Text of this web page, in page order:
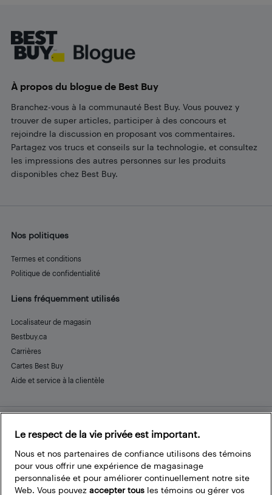
À propos du blogue de Best Buy
Branchez-vous à la communauté Best Buy. Vous pouvez y
trouver de super articles, participer à des concours et
rejoindre la discussion en proposant vos commentaires.
Partagez vos trucs et conseils sur la technologie, et consultez
les impressions des autres personnes sur les produits
disponibles chez Best Buy.
Nos politiques
Termes et conditions
Politique de confidentialité
Liens fréquemment utilisés
Localisateur de magasin
Bestbuy.ca
Carrières
Cartes Best Buy
Aide et service à la clientèle
Restez connecté
FacebookInstagram
PinterestLinkedInYouTube
Le respect de la vie privée est important.
Nous et nos partenaires de confiance utilisons des témoins
pour vous offrir une expérience de magasinage
personnalisée et pour améliorer continuellement notre site
Web. Vous pouvez accepter tous les témoins ou gérer vos